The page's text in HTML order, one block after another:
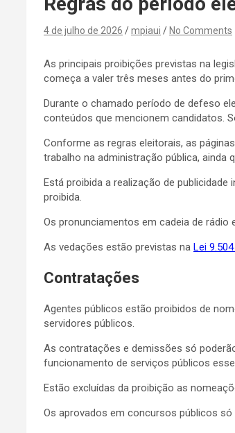
4 de julho de 2026 mpiaui No Comments
As principais proibições previstas na
começa a valer três meses antes do
Durante o chamado período de defeso
conteúdos que mencionem candidatos.
Conforme as regras eleitorais, as
trabalho na administração pública, ainda
Está proibida a realização de
proibida.
Os pronunciamentos em cadeia de
As vedações estão previstas na Lei
Contratações
Agentes públicos estão proibidos de
servidores públicos.
As contratações e demissões só
funcionamento de serviços públicos
Estão excluídas da proibição as
Os aprovados em concursos públicos